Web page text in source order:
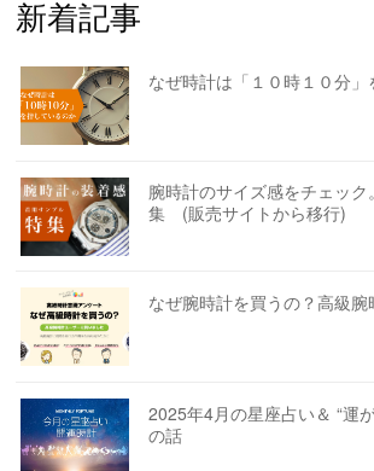
新着記事
なぜ時計は「１０時１０分
腕時計のサイズ感をチェッ
集 (販売サイトから移行)
なぜ腕時計を買うの？高級腕
2025年4月の星座占い＆ “運
の話